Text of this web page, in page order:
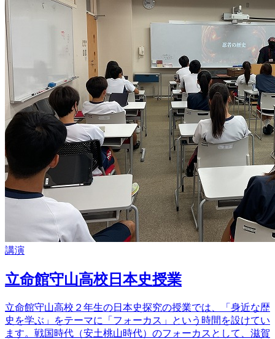
講演
立命館守山高校日本史授業
立命館守山高校２年生の日本史探究の授業では、「身近な歴
史を学ぶ」をテーマに「フォーカス」という時間を設けてい
ます。戦国時代（安土桃山時代）のフォーカスとして、滋賀